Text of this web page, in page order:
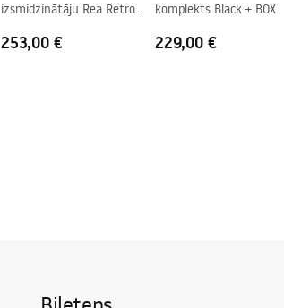
izsmidzinātāju Rea Retro
253,00 €
komplekts Black + BOX
229,00 €